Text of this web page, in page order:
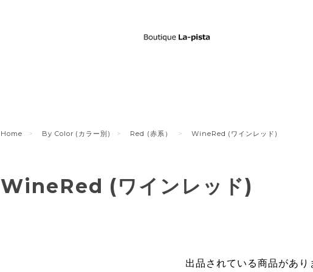
Home By Color (カラー別) Red (赤系） WineRed (ワインレッド)
WineRed (ワインレッド)
出品されている商品があり